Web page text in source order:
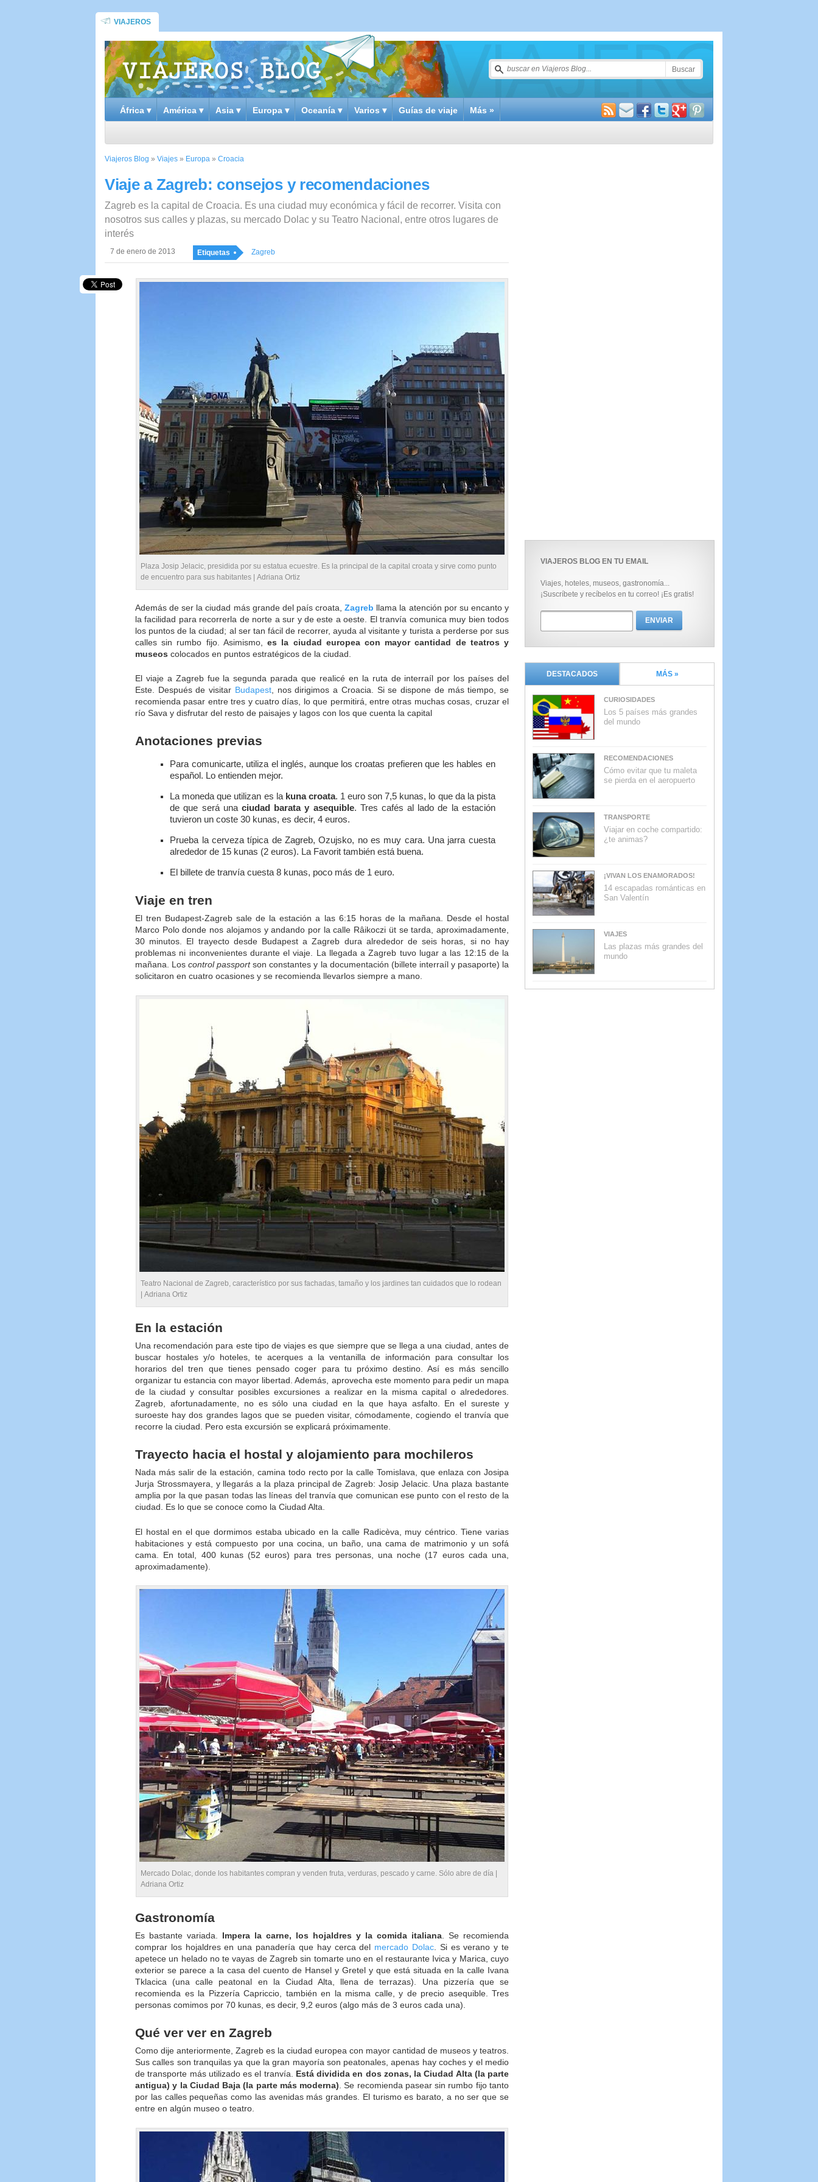
VIAJEROS
África ▾ América ▾ Asia ▾ Europa ▾ Oceanía ▾ Varios ▾ Guías de viaje Más »
Viajeros Blog » Viajes » Europa » Croacia
Viaje a Zagreb: consejos y recomendaciones
Zagreb es la capital de Croacia. Es una ciudad muy económica y fácil de recorrer. Visita con
nosotros sus calles y plazas, su mercado Dolac y su Teatro Nacional, entre otros lugares de
interés
7 de enero de 2013 Etiquetas Zagreb
Plaza Josip Jelacic, presidida por su estatua ecuestre. Es la principal de la capital croata y sirve como punto
de encuentro para sus habitantes | Adriana Ortiz
Además de ser la ciudad más grande del país croata,Zagreb llama la atención por su encanto y
la facilidad para recorrerla de norte a sur y de este a oeste. El tranvía comunica muy bien todos
los puntos de la ciudad; al ser tan fácil de recorrer, ayuda al visitante y turista a perderse por sus
calles sin rumbo fijo. Asimismo,es la ciudad europea con mayor cantidad de teatros y
museos colocados en puntos estratégicos de la ciudad.
El viaje a Zagreb fue la segunda parada que realicé en la ruta de interraíl por los países del
Este. Después de visitar Budapest, nos dirigimos a Croacia. Si se dispone de más tiempo, se
recomienda pasar entre tres y cuatro días, lo que permitirá, entre otras muchas cosas, cruzar el
río Sava y disfrutar del resto de paisajes y lagos con los que cuenta la capital
Anotaciones previas
Para comunicarte, utiliza el inglés, aunque los croatas prefieren que les hables en
español. Lo entienden mejor.
La moneda que utilizan es la kuna croata. 1 euro son 7,5 kunas, lo que da la pista
de que será una ciudad barata y asequible. Tres cafés al lado de la estación
tuvieron un coste 30 kunas, es decir, 4 euros.
Prueba la cerveza típica de Zagreb, Ozujsko, no es muy cara. Una jarra cuesta
alrededor de 15 kunas (2 euros). La Favorit también está buena.
El billete de tranvía cuesta 8 kunas, poco más de 1 euro.
Viaje en tren
El tren Budapest-Zagreb sale de la estación a las 6:15 horas de la mañana. Desde el hostal
Marco Polo donde nos alojamos y andando por la calle Râikoczi üt se tarda, aproximadamente,
30 minutos. El trayecto desde Budapest a Zagreb dura alrededor de seis horas, si no hay
problemas ni inconvenientes durante el viaje. La llegada a Zagreb tuvo lugar a las 12:15 de la
mañana. Loscontrol passportson constantes y la documentación (billete interraíl y pasaporte) la
solicitaron en cuatro ocasiones y se recomienda llevarlos siempre a mano.
Teatro Nacional de Zagreb, característico por sus fachadas, tamaño y los jardines tan cuidados que lo rodean
Adriana Ortiz
En la estación
Una recomendación para este tipo de viajes es que siempre que se llega a una ciudad, antes de
buscar hostales y/o hoteles, te acerques a la ventanilla de información para consultar los
horarios del tren que tienes pensado coger para tu próximo destino. Así es más sencillo
organizar tu estancia con mayor libertad. Además, aprovecha este momento para pedir un mapa
de la ciudad y consultar posibles excursiones a realizar en la misma capital o alrededores.
Zagreb, afortunadamente, no es sólo una ciudad en la que haya asfalto. En el sureste y
suroeste hay dos grandes lagos que se pueden visitar, cómodamente, cogiendo el tranvía que
recorre la ciudad. Pero esta excursión se explicará próximamente.
Trayecto hacia el hostal y alojamiento para mochileros
Nada más salir de la estación, camina todo recto por la calle Tomislava, que enlaza con Josipa
Jurja Strossmayera, y llegarás a la plaza principal de Zagreb: Josip Jelacic. Una plaza bastante
amplia por la que pasan todas las líneas del tranvía que comunican ese punto con el resto de la
ciudad. Es lo que se conoce como la Ciudad Alta.
El hostal en el que dormimos estaba ubicado en la calle Radicèva, muy céntrico. Tiene varias
habitaciones y está compuesto por una cocina, un baño, una cama de matrimonio y un sofá
cama. En total, 400 kunas (52 euros) para tres personas, una noche (17 euros cada una,
aproximadamente).
Mercado Dolac, donde los habitantes compran y venden fruta, verduras, pescado y carne. Sólo abre de día |
Adriana Ortiz
Gastronomía
Es bastante variada. Impera la carne, los hojaldres y la comida italiana. Se recomienda
comprar los hojaldres en una panadería que hay cerca del mercado Dolac. Si es verano y te
apetece un helado no te vayas de Zagreb sin tomarte uno en el restaurante Ivica y Marica, cuyo
exterior se parece a la casa del cuento de Hansel y Gretel y que está situada en la calle Ivana
Tklacica (una calle peatonal en la Ciudad Alta, llena de terrazas). Una pizzería que se
recomienda es la Pizzería Capriccio, también en la misma calle, y de precio asequible. Tres
personas comimos por 70 kunas, es decir, 9,2 euros (algo más de 3 euros cada una).
Qué ver ver en Zagreb
Como dije anteriormente, Zagreb es la ciudad europea con mayor cantidad de museos y teatros.
Sus calles son tranquilas ya que la gran mayoría son peatonales, apenas hay coches y el medio
de transporte más utilizado es el tranvía. Está dividida en dos zonas, la Ciudad Alta (la parte
antigua) y la Ciudad Baja (la parte más moderna). Se recomienda pasear sin rumbo fijo tanto
por las calles pequeñas como las avenidas más grandes. El turismo es barato, a no ser que se
entre en algún museo o teatro.
VIAJEROS BLOG EN TU EMAIL
Viajes, hoteles, museos, gastronomía...
¡Suscríbete y recíbelos en tu correo! ¡Es gratis!
DESTACADOS MÁS »
CURIOSIDADES
Los 5 países más grandes
del mundo
RECOMENDACIONES
Cómo evitar que tu maleta
se pierda en el aeropuerto
TRANSPORTE
Viajar en coche compartido:
¿te animas?
¡VIVAN LOS ENAMORADOS!
14 escapadas románticas en
San Valentín
VIAJES
Las plazas más grandes del
mundo